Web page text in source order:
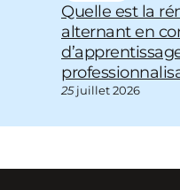
Quelle est la
alternant en
25 juillet 2026